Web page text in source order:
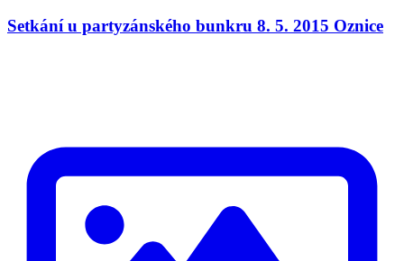
Setkání u partyzánského bunkru 8. 5. 2015 Oznice